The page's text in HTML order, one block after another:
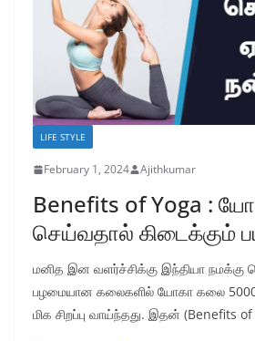
LIFE STYLE
February 1, 2024 Ajithkumar
Benefits of Yoga :
செய்வதால் கிடைக்கும்
மனித இன வளர்ச்சிக்கு இந்தியா நமக்கு
பழமையான கலைகளில் யோகா கலை
மிக சிறப்பு வாய்ந்தது. இதன் (Benefits of